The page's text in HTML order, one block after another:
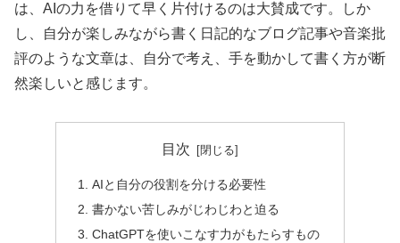
は、AIの力を借りて早く片付けるのは大賛成です。しか
し、自分が楽しみながら書く日記的なブログ記事や音楽批
評のような文章は、自分で考え、手を動かして書く方が断
然楽しいと感じます。
目次
AIと自分の役割を分ける必要性
書かない苦しみがじわじわと迫る
ChatGPTを使いこなす力がもたらすもの